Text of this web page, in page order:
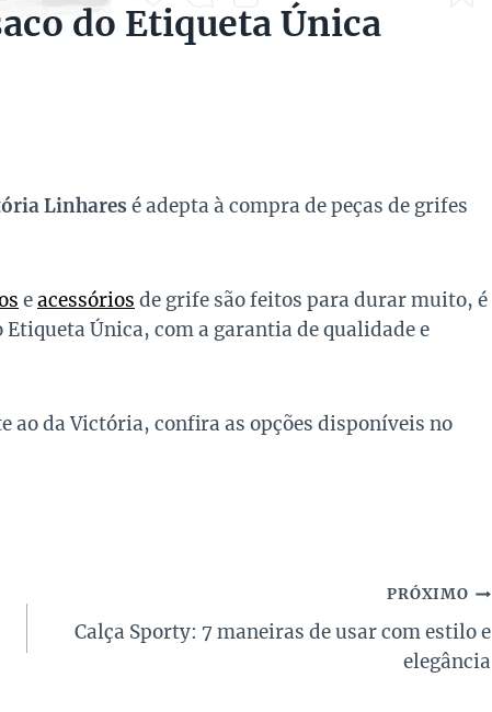
do Etiqueta Única
Linhares é adepta à compra de peças de grifes
eacessórios de grife são feitos para durar muito, é
Única, com a garantia de qualidade e
ao da Victória, confira as opções disponíveis no
PRÓXIMO
Calça Sporty: 7 maneiras de usar com estilo e
elegância